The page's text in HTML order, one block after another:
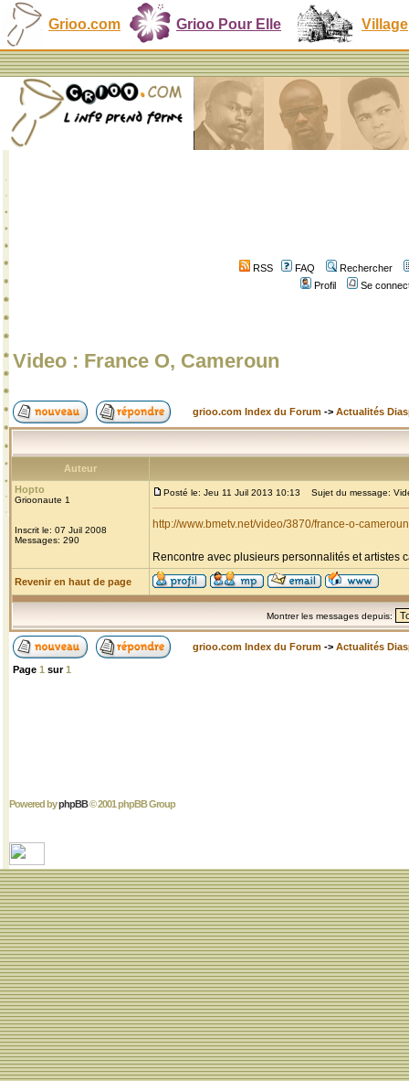
Grioo.com Grioo Pour Elle Village
RSS FAQ
Rechercher
Profil
Se
Video : France O, Cameroun
grioo.com Index du Forum -> Actualités
Auteur
Hopto
Grioonaute 1
Inscrit le: 07 Juil 2008
Messages: 290
Posté le: Jeu 11 Juil 2013 10:13 Sujet du message:
http://www.bmetv.net/video/3870/france-o-cameroun
Rencontre avec plusieurs personnalités et
Revenir en haut de page
Montrer les messages depuis:
grioo.com Index du Forum -> Actualités
Page 1 sur1
Powered byphpBB© 2001 phpBB Group